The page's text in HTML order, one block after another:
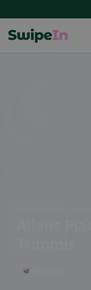
🥡 Takeaway